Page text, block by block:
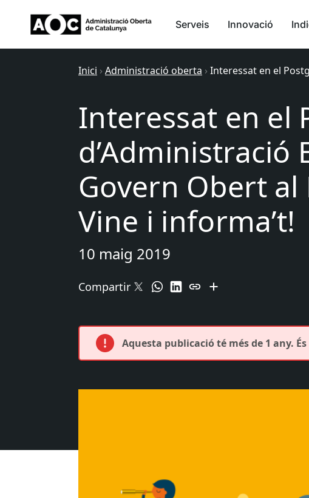
Serveis Innovació
Inici › Administració oberta › Interessat en el
Interessat en el
d’Administració
Govern Obert al
Vine i informa’t!
10 maig 2019
Compartir
Aquesta publicació té més de 1 any.